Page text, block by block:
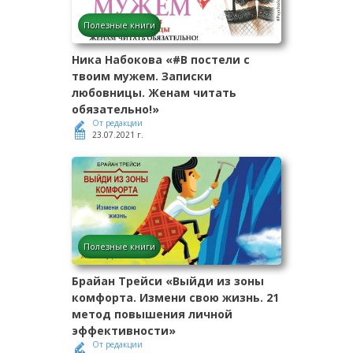
Полезные книги
Ника Набокова «#В постели с
твоим мужем. Записки
любовницы. Женам читать
обязательно!»
От редакции
23.07.2021 г.
Полезные книги
Брайан Трейси «Выйди из зоны
комфорта. Измени свою жизнь. 21
метод повышения личной
эффективности»
От редакции